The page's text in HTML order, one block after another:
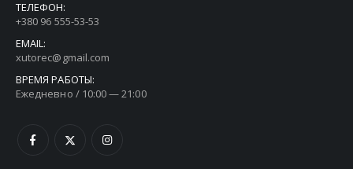
ТЕЛЕФОН:
+380 96 555-53-53
EMAIL:
xutorec@gmail.com
ВРЕМЯ РАБОТЫ:
Ежедневно / 10:00 — 21:00